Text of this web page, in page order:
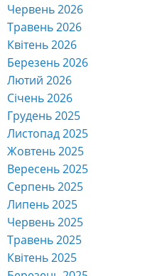
Червень 2026
Травень 2026
Квітень 2026
Березень 2026
Лютий 2026
Січень 2026
Грудень 2025
Листопад 2025
Жовтень 2025
Вересень 2025
Серпень 2025
Липень 2025
Червень 2025
Травень 2025
Квітень 2025